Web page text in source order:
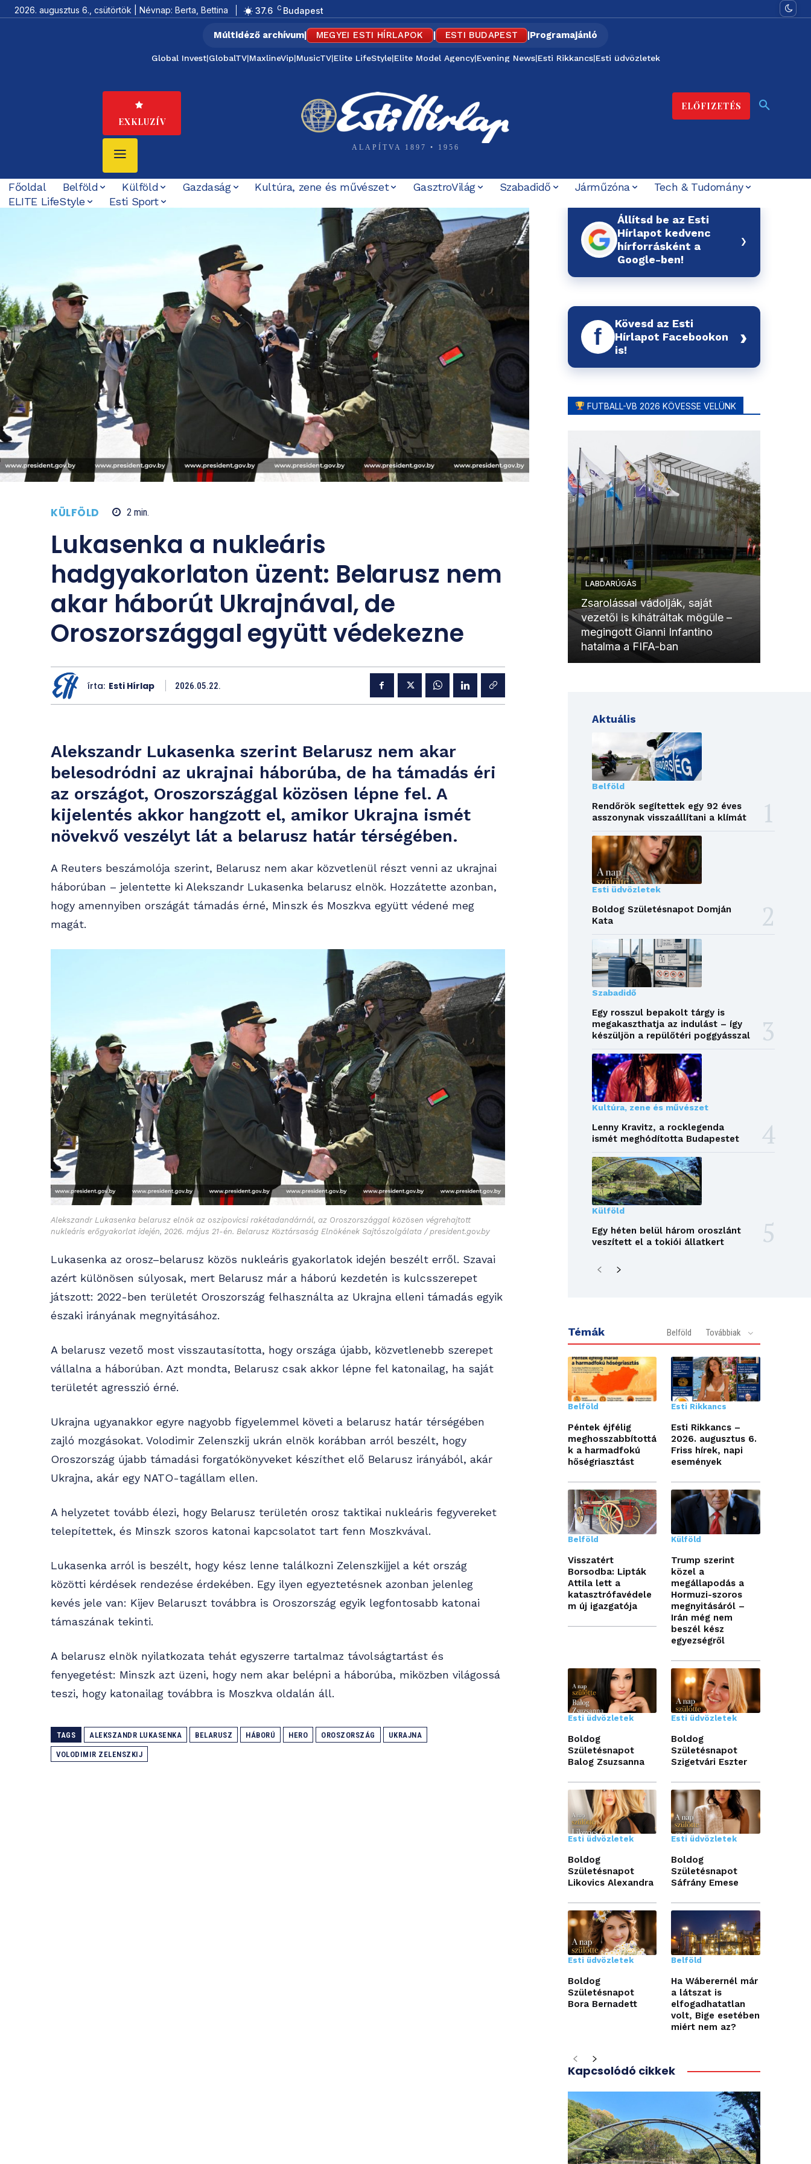
2026. augusztus 6., csütörtök | Névnap: Berta, Bettina 37.6 C Budapest
Múltidéző archívum| MEGYEI ESTI HÍRLAPOK | ESTI BUDAPEST |Programajánló
Global Invest|GlobalTV|MaxlineVip|MusicTV|Elite LifeStyle|Elite Model Agency|Evening News|Esti Rikkancs|Esti üdvözletek
EXKLUZÍV
ALAPÍTVA 1897 • 1956
ELŐFIZETÉS
Főoldal Belföld Külföld Gazdaság Kultúra, zene és művészet GasztroVilág Szabadidő Járműzóna
Tech & Tudomány
ELITE LifeStyle
Esti Sport
KÜLFÖLD 2 min.
Lukasenka a nukleáris
hadgyakorlaton üzent: Belarusz nem
akar háborút Ukrajnával, de
Oroszországgal együtt védekezne
írta: Esti Hírlap 2026.05.22.
Alekszandr Lukasenka szerint Belarusz nem akar
belesodródni az ukrajnai háborúba, de ha támadás éri
az országot, Oroszországgal közösen lépne fel. A
kijelentés akkor hangzott el, amikor Ukrajna ismét
növekvő veszélyt lát a belarusz határ térségében.
A Reuters beszámolója szerint, Belarusz nem akar közvetlenül részt venni az ukrajnai
háborúban – jelentette ki Alekszandr Lukasenka belarusz elnök. Hozzátette azonban,
hogy amennyiben országát támadás érné, Minszk és Moszkva együtt védené meg
magát.
Alekszandr Lukasenka belarusz elnök az oszipovicsi rakétadandárnál, az Oroszországgal közösen végrehajtott
nukleáris erőgyakorlat idején, 2026. május 21-én. Belarusz Köztársaság Elnökének Sajtószolgálata / president.gov.by
Lukasenka az orosz–belarusz közös nukleáris gyakorlatok idején beszélt erről. Szavai
azért különösen súlyosak, mert Belarusz már a háború kezdetén is kulcsszerepet
játszott: 2022-ben területét Oroszország felhasználta az Ukrajna elleni támadás egyik
északi irányának megnyitásához.
A belarusz vezető most visszautasította, hogy országa újabb, közvetlenebb szerepet
vállalna a háborúban. Azt mondta, Belarusz csak akkor lépne fel katonailag, ha saját
területét agresszió érné.
Ukrajna ugyanakkor egyre nagyobb figyelemmel követi a belarusz határ térségében
zajló mozgásokat. Volodimir Zelenszkij ukrán elnök korábban arról beszélt, hogy
Oroszország újabb támadási forgatókönyveket készíthet elő Belarusz irányából, akár
Ukrajna, akár egy NATO-tagállam ellen.
A helyzetet tovább élezi, hogy Belarusz területén orosz taktikai nukleáris fegyvereket
telepítettek, és Minszk szoros katonai kapcsolatot tart fenn Moszkvával.
Lukasenka arról is beszélt, hogy kész lenne találkozni Zelenszkijjel a két ország
közötti kérdések rendezése érdekében. Egy ilyen egyeztetésnek azonban jelenleg
kevés jele van: Kijev Belaruszt továbbra is Oroszország egyik legfontosabb katonai
támaszának tekinti.
A belarusz elnök nyilatkozata tehát egyszerre tartalmaz távolságtartást és
fenyegetést: Minszk azt üzeni, hogy nem akar belépni a háborúba, miközben világossá
teszi, hogy katonailag továbbra is Moszkva oldalán áll.
TAGS ALEKSZANDR LUKASENKA BELARUSZ HÁBORÚ HERO OROSZORSZÁG UKRAJNA
VOLODIMIR ZELENSZKIJ
Állítsd be az Esti
Hírlapot kedvenc
hírforrásként a
Google-ben!
›
f
Kövesd az Esti
Hírlapot Facebookon
is!
›
FUTBALL-VB 2026 KÖVESSE VELÜNK
LABDARÚGÁS
Zsarolással vádolják, saját
vezetői is kihátráltak mögüle –
megingott Gianni Infantino
hatalma a FIFA-ban
Aktuális
Belföld
Rendőrök segítettek egy 92 éves
asszonynak visszaállítani a klímát
Esti üdvözletek
Boldog Születésnapot Domján
Kata
Szabadidő
Egy rosszul bepakolt tárgy is
megakaszthatja az indulást – így
készüljön a repülőtéri poggyásszal
Kultúra, zene és művészet
Lenny Kravitz, a rocklegenda
ismét meghódította Budapestet
Külföld
Egy héten belül három oroszlánt
veszített el a tokiói állatkert
Témák Belföld Továbbiak
Belföld
Péntek éjfélig
meghosszabbítottá
k a harmadfokú
hőségriasztást
Esti Rikkancs
Esti Rikkancs –
2026. augusztus 6.
Friss hírek, napi
események
Belföld
Visszatért
Borsodba: Lipták
Attila lett a
katasztrófavédele
m új igazgatója
Külföld
Trump szerint
közel a
megállapodás a
Hormuzi-szoros
megnyitásáról –
Irán még nem
beszél kész
egyezségről
Esti üdvözletek
Boldog
Születésnapot
Balog Zsuzsanna
Esti üdvözletek
Boldog
Születésnapot
Szigetvári Eszter
Esti üdvözletek
Boldog
Születésnapot
Likovics Alexandra
Esti üdvözletek
Boldog
Születésnapot
Sáfrány Emese
Esti üdvözletek
Boldog
Születésnapot
Bora Bernadett
Belföld
Ha Wáberernél már
a látszat is
elfogadhatatlan
volt, Bige esetében
miért nem az?
Kapcsolódó cikkek